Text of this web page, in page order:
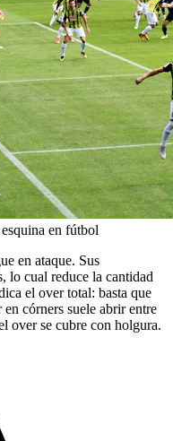
en fútbol
en ataque. Sus
lo cual reduce la cantidad
el over total: basta que
córners suele abrir entre
over se cubre con holgura.